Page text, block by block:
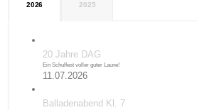
2026 2025
20 Jahre DAG
Ein Schulfest voller guter Laune!
11.07.2026
Balladenabend Kl. 7